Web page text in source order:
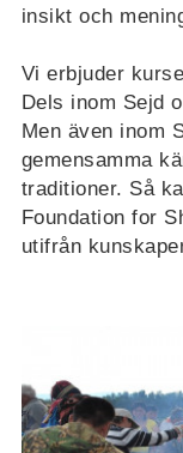
insikt och
Vi erbjuder
Dels inom Sejd
Men även inom
gemensamma
traditioner. Så
Foundation for
utifrån